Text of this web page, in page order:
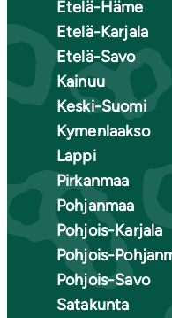
Etelä-Häme
Etelä-Karjala
Etelä-Savo
Kainuu
Keski-Suomi
Kymenlaakso
Lappi
Pirkanmaa
Pohjanmaa
Pohjois-Karjala
Pohjois-
Pohjois-Savo
Satakunta